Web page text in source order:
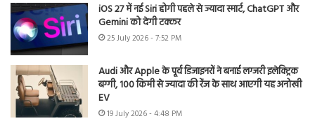
iOS 27 में नई Siri होगी पहले से ज्यादा स्मार्ट, ChatGPT और
Gemini को देगी टक्कर
25 July 2026 - 7:52 PM
Audi और Apple के पूर्व डिजाइनरों ने बनाई लग्जरी इलेक्ट्रिक
बग्गी, 100 किमी से ज्यादा की रेंज के साथ आएगी यह अनोखी
EV
19 July 2026 - 4:48 PM